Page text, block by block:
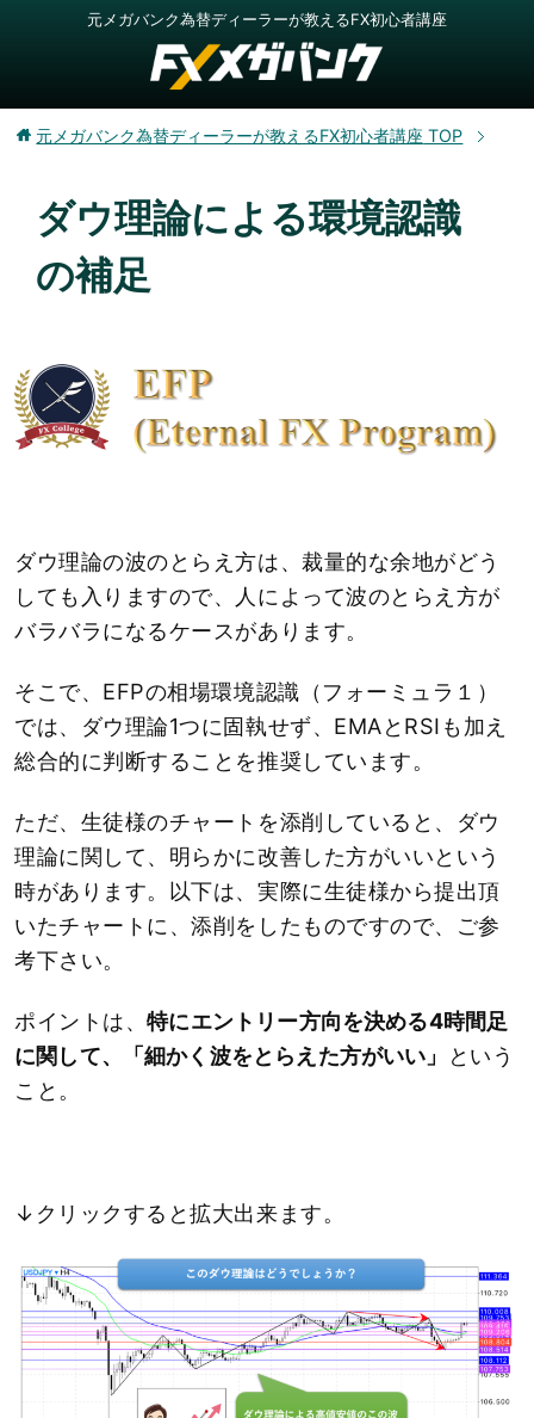
元メガバンク為替ディーラーが教えるFX初心者講座
元メガバンク為替ディーラーが教えるFX初心者講座 TOP
ダウ理論による環境認識
の補足
ダウ理論の波のとらえ方は、裁量的な余地がどう
しても入りますので、人によって波のとらえ方が
バラバラになるケースがあります。
そこで、EFPの相場環境認識（フォーミュラ１）
では、ダウ理論1つに固執せず、EMAとRSIも加え
総合的に判断することを推奨しています。
ただ、生徒様のチャートを添削していると、ダウ
理論に関して、明らかに改善した方がいいという
時があります。以下は、実際に生徒様から提出頂
いたチャートに、添削をしたものですので、ご参
考下さい。
ポイントは、特にエントリー方向を決める4時間足
に関して、「細かく波をとらえた方がいい」
という
こと。
↓クリックすると拡大出来ます。